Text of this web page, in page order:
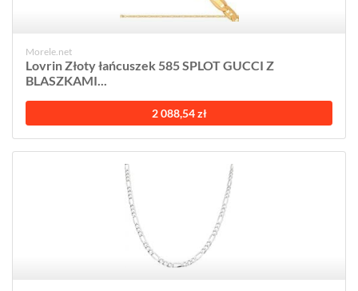
Morele.net
Lovrin Złoty łańcuszek 585 SPLOT GUCCI Z
BLASZKAMI...
2 088,54 zł